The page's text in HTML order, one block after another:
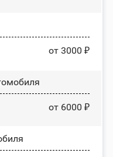
от 3000 ₽
от 6000 ₽